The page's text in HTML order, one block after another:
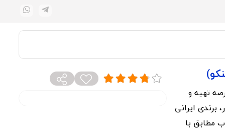
خود را در عرصه تهیه و
برندی ایرانی
مطابق با